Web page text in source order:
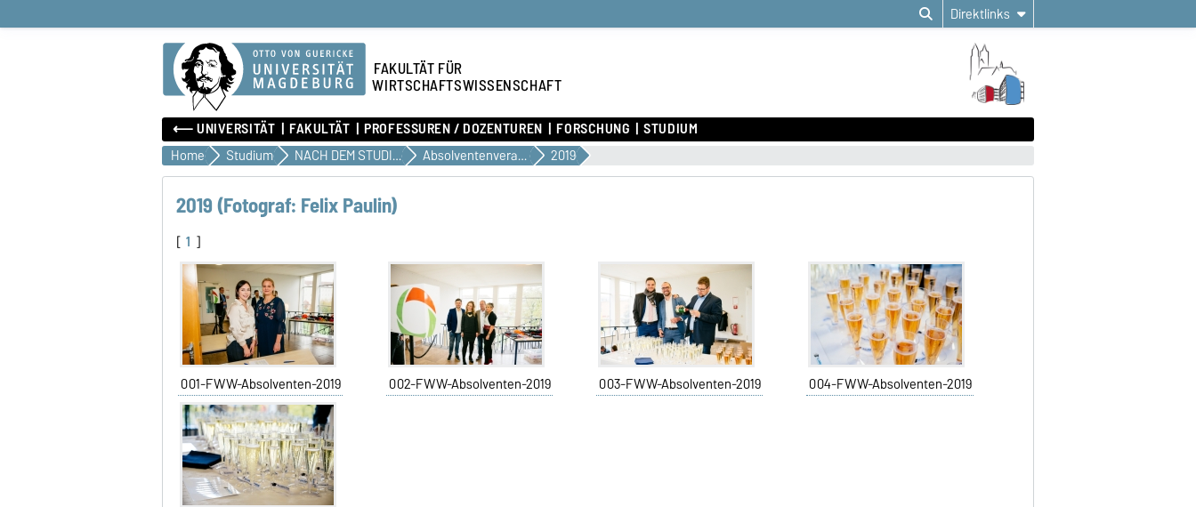
Direktlinks
FAKULTÄT FÜR
WIRTSCHAFTSWISSENSCHAFT
⟵ UNIVERSITÄT FAKULTÄT PROFESSUREN / DOZENTUREN FORSCHUNG STUDIUM
Home Studium NACH DEM STUDIUM Absolventenverabschiedung 2019
2019 (Fotograf: Felix Paulin)
[ 1 ]
001-FWW-Absolventen-2019 002-FWW-Absolventen-2019 003-FWW-Absolventen-2019 004-FWW-Absolventen-2019